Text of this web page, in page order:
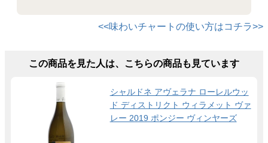
<<味わいチャートの使い方はコチラ>>
この商品を見た人は、こちらの商品も見ています
シャルドネ アヴェラナ ローレルウッ
ド ディストリクト ウィラメット ヴァ
レー 2019 ポンジー ヴィンヤーズ